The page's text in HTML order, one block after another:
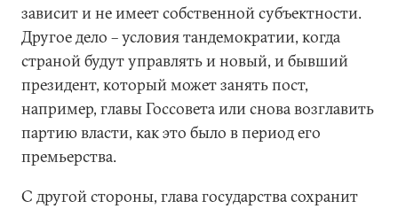
зависит и не имеет собственной субъектности.
Другое дело – условия тандемократии, когда
страной будут управлять и новый, и бывший
президент, который может занять пост,
например, главы Госсовета или снова возглавить
партию власти, как это было в период его
премьерства.
С другой стороны, глава государства сохранит